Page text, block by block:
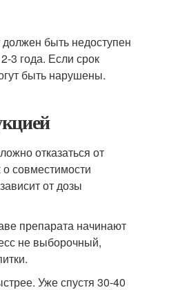
быть недоступен
3 года. Если срок
быть нарушены.
отказаться от
совместимости
от дозы
препарата начинают
не выборочный,
Уже спустя 30-40